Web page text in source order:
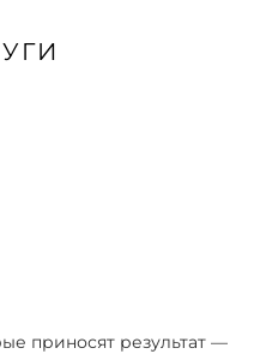
приносят результат —